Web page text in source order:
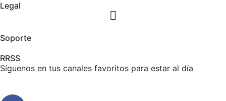
Legal
Soporte
RRSS
Síguenos en tus canales favoritos para estar al día